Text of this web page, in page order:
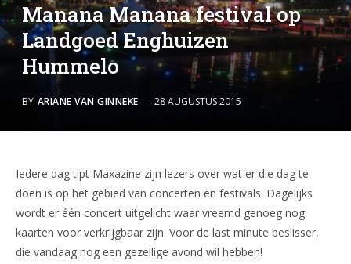
Manana Manana festival op
Landgoed Enghuizen
Hummelo
BY ARIANE VAN GINNEKE 28 AUGUSTUS 2015
Iedere dag tipt Maxazine zijn lezers over wat er die dag te
doen is op het gebied van concerten en festivals. Dagelijks
wordt er één concert uitgelicht waar vreemd genoeg nog
kaarten voor verkrijgbaar zijn. Voor de last minute beslisser,
die vandaag nog een gezellige avond wil hebben!